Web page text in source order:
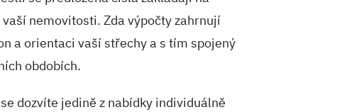
nemovitosti. Zda výpočty zahrnují
a orientaci vaší střechy a s tím spojený
obdobích.
dozvíte jedině z nabídky individuálně